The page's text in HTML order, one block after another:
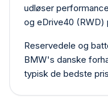
udløser
og eDrive40 (RWD)
Reservedele og
BMW's danske
typisk de bedste